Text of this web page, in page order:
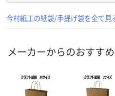
今村紙工の紙袋/手提げ袋を全て見
メーカーからのおすす